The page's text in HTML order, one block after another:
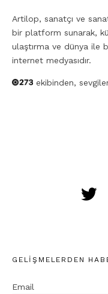
Artilop, sanatçı ve
bir platform sunarak,
ulaştırma ve dünya ile
internet medyasıdır.
ekibinden,
GELIŞMELERDEN
Email